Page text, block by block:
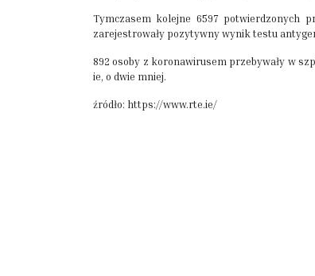
Tymczasem kolejne 6597 potwierdzonych
zarejestrowały pozytywny wynik testu
892 osoby z koronawirusem przebywały w
ie, o dwie mniej.
źródło: https://www.rte.ie/